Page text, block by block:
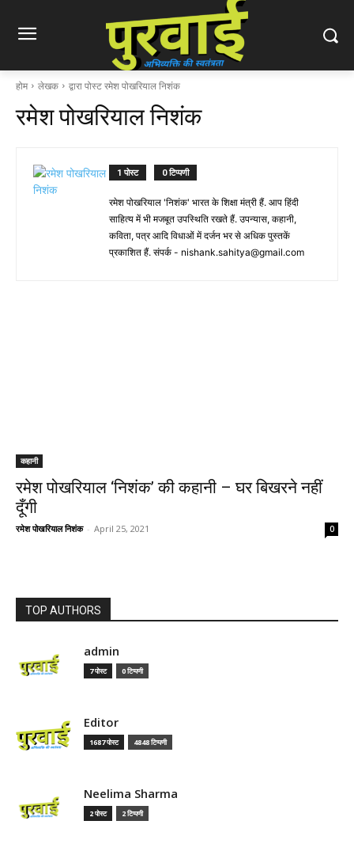
होम लेखक द्वारा पोस्ट रमेश पोखरियाल निशंक
रमेश पोखरियाल निशंक
1 पोस्ट 0 टिप्पणी
रमेश पोखरियाल 'निशंक' भारत के शिक्षा मंत्री हैं. आप हिंदी
साहित्य में भी मजबूत उपस्थिति रखते हैं. उपन्यास, कहानी,
कविता, पत्र आदि विधाओं में दर्जन भर से अधिक पुस्तकें
प्रकाशित हैं. संपर्क - nishank.sahitya@gmail.com
कहानी
रमेश पोखरियाल ‘निशंक’ की कहानी – घर बिखरने नहीं
दूँगी
रमेश पोखरियाल निशंक - April 25, 2021 0
TOP AUTHORS
admin
7 पोस्ट 0 टिप्पणी
Editor
1687 पोस्ट 4848 टिप्पणी
Neelima Sharma
2 पोस्ट 2 टिप्पणी